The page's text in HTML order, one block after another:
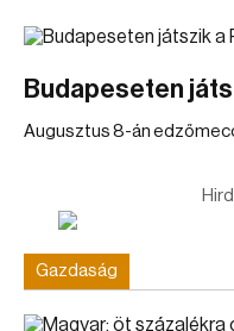
Budapeseten
Augusztus 8-án
Gazdaság